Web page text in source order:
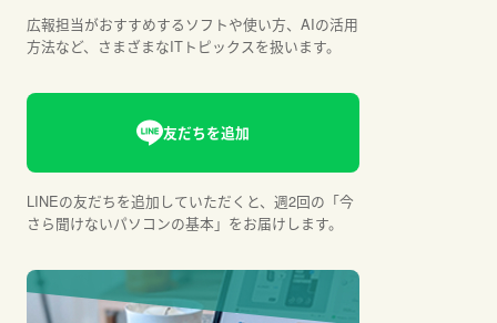
広報担当がおすすめするソフトや使い方、AIの活用
方法など、さまざまなITトピックスを扱います。
LINEの友だちを追加していただくと、週2回の「今
さら聞けないパソコンの基本」をお届けします。